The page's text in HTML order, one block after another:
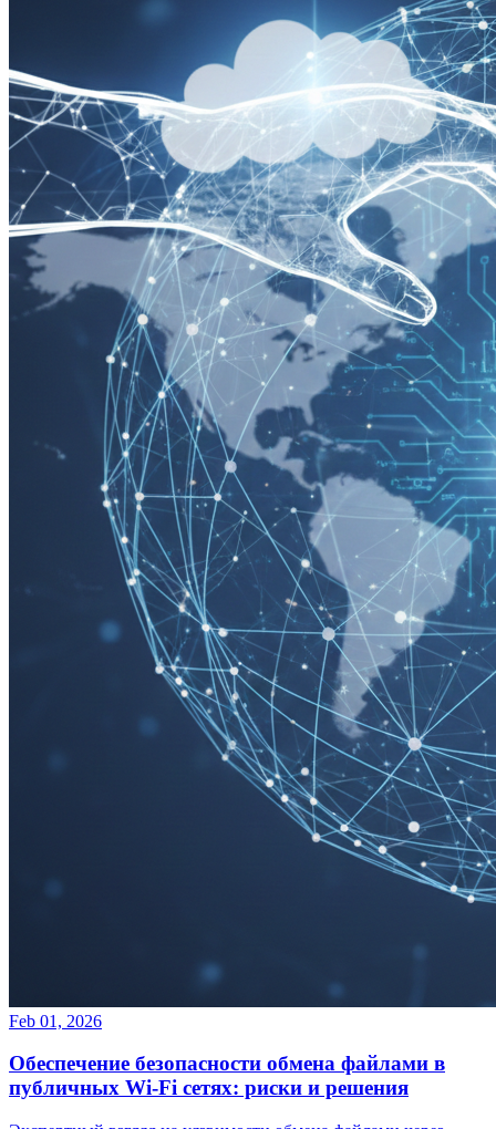
Feb 01, 2026
Обеспечение безопасности обмена файлами в
публичных Wi-Fi сетях: риски и решения